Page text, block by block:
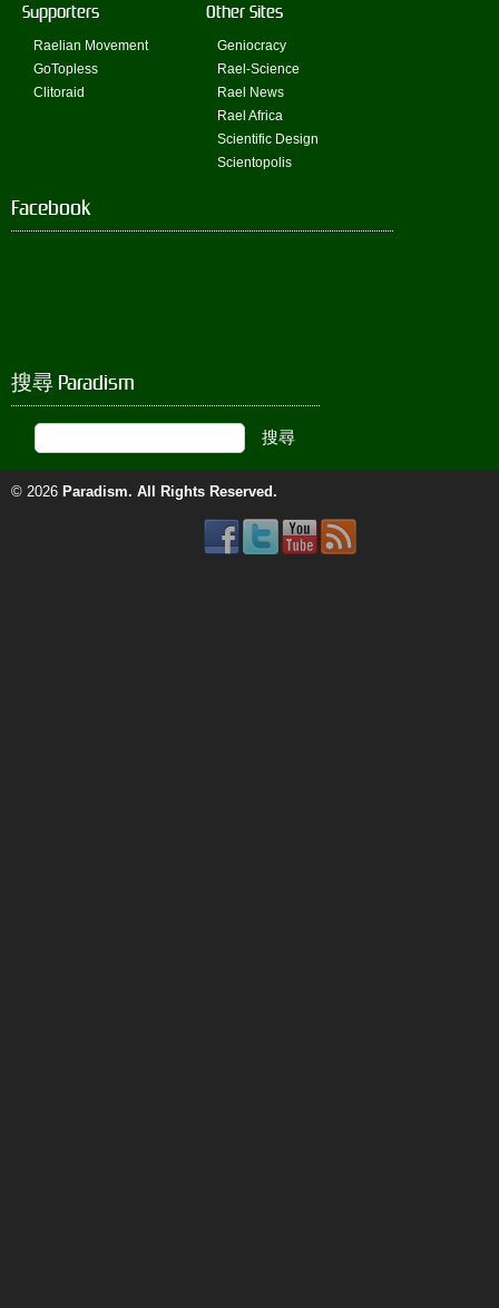
Supporters
Raelian Movement
GoTopless
Clitoraid
Other Sites
Geniocracy
Rael-Science
Rael News
Rael Africa
Scientific Design
Scientopolis
Facebook
搜尋 Paradism
© 2026 Paradism. All Rights Reserved.